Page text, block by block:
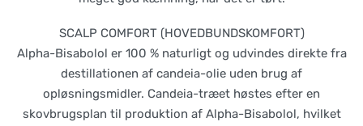
SCALP COMFORT (HOVEDBUNDSKOMFORT)
Alpha-Bisabolol er 100 % naturligt og udvindes direkte fra
destillationen af candeia-olie uden brug af
opløsningsmidler. Candeia-træet høstes efter en
skovbrugsplan til produktion af Alpha-Bisabolol, hvilket